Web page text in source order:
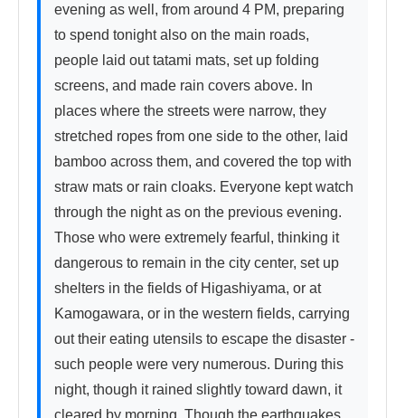
evening as well, from around 4 PM, preparing
to spend tonight also on the main roads,
people laid out tatami mats, set up folding
screens, and made rain covers above. In
places where the streets were narrow, they
stretched ropes from one side to the other, laid
bamboo across them, and covered the top with
straw mats or rain cloaks. Everyone kept watch
through the night as on the previous evening.
Those who were extremely fearful, thinking it
dangerous to remain in the city center, set up
shelters in the fields of Higashiyama, or at
Kamogawara, or in the western fields, carrying
out their eating utensils to escape the disaster -
such people were very numerous. During this
night, though it rained slightly toward dawn, it
cleared by morning. Though the earthquakes